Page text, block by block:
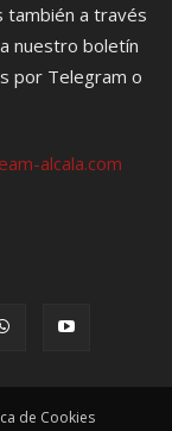
también a través
nuestro boletín
por Telegram o
alcala.com
de Cookies